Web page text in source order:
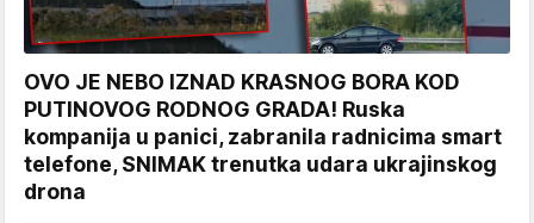
OVO JE NEBO IZNAD KRASNOG BORA KOD
PUTINOVOG RODNOG GRADA! Ruska
kompanija u panici, zabranila radnicima smart
telefone, SNIMAK trenutka udara ukrajinskog
drona